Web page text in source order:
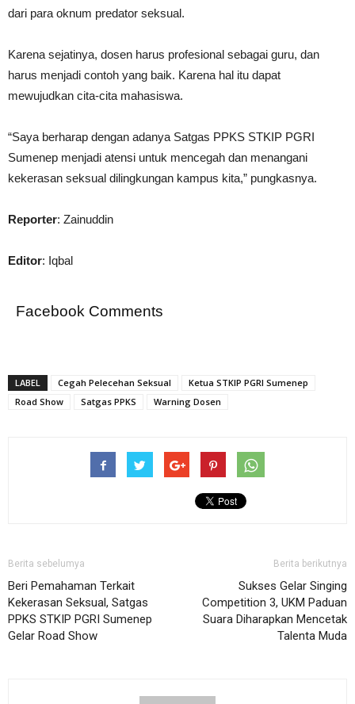
dari para oknum predator seksual.
Karena sejatinya, dosen harus profesional sebagai guru, dan
harus menjadi contoh yang baik. Karena hal itu dapat
mewujudkan cita-cita mahasiswa.
“Saya berharap dengan adanya Satgas PPKS STKIP PGRI
Sumenep menjadi atensi untuk mencegah dan menangani
kekerasan seksual dilingkungan kampus kita,” pungkasnya.
Reporter: Zainuddin
Editor: Iqbal
Facebook Comments
LABEL Cegah Pelecehan Seksual
Ketua STKIP PGRI Sumenep
Road Show
Satgas PPKS Warning Dosen
Berita sebelumya
Beri Pemahaman Terkait
Kekerasan Seksual, Satgas
PPKS STKIP PGRI Sumenep
Gelar Road Show
Berita berikutnya
Sukses Gelar Singing
Competition 3, UKM Paduan
Suara Diharapkan Mencetak
Talenta Muda